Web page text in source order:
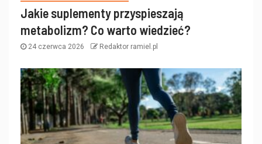
Jakie suplementy przyspieszają
metabolizm? Co warto wiedzieć?
24 czerwca 2026 Redaktor ramiel.pl